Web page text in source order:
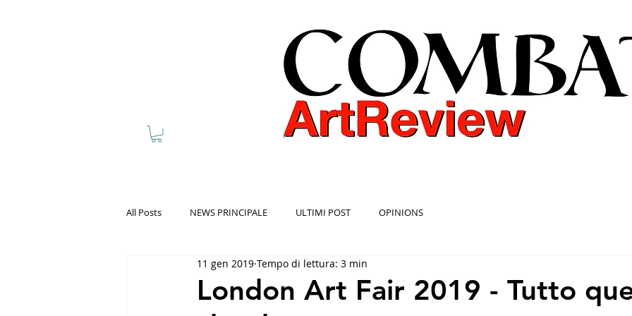
All Posts NEWS PRINCIPALE ULTIMI POST OPINIONS
London Art Fair 2019 - Tutto
11 gen 2019 Tempo di lettura: 3 min